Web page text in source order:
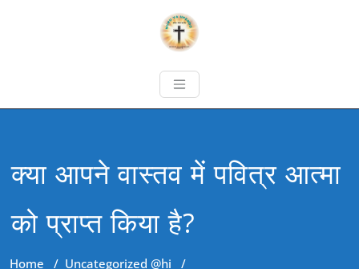
क्या आपने वास्तव में पवित्र आत्मा
को प्राप्त किया है?
Home / Uncategorized @hi /